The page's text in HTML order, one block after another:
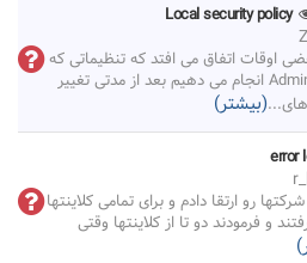
اوقات اتفاق می افتد که تنظیماتی که
در قسمت Administrative tools انجام می دهیم بعد از مدتی تغییر
...(بیشتر)
error
رو ارتقا دادم و برای تمامی کلاینتها
و فرمودند دو تا از کلاینتها وقتی